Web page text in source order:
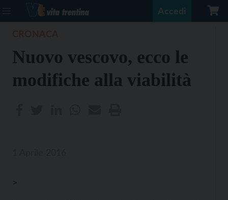
Accedi
Nuovo vescovo, ecco le
modifiche alla viabilità
>